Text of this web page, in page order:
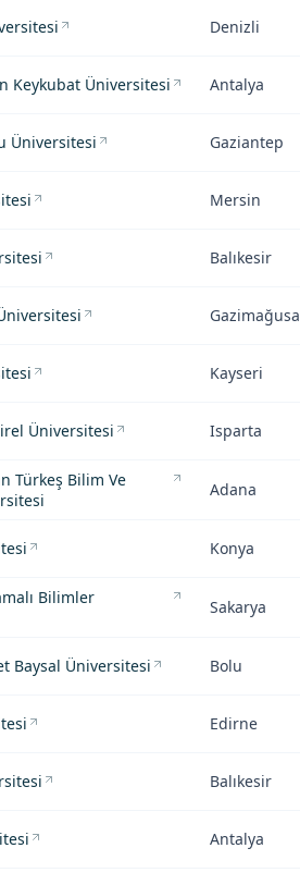
Denizli
Keykubat Üniversitesi Antalya
Üniversitesi Gaziantep
Mersin
Balıkesir
Gazimağusa
Kayseri
Üniversitesi Isparta
Türkeş Bilim Ve
Adana
Konya
Bilimler
Sakarya
Baysal Üniversitesi Bolu
Edirne
Balıkesir
Antalya